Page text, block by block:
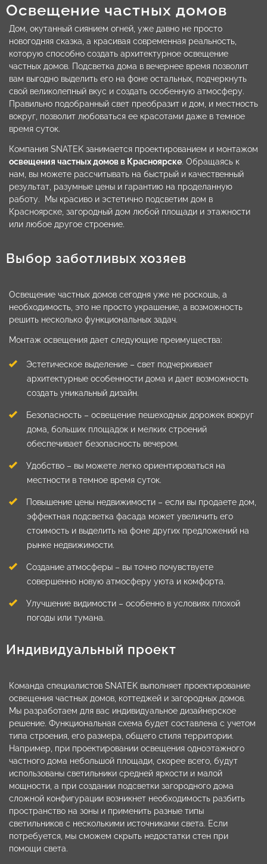
Освещение частных домов
Дом, окутанный сиянием огней, уже давно не просто
новогодняя сказка, а красивая современная реальность,
которую способно создать архитектурное освещение
частных домов. Подсветка дома в вечернее время позволит
вам выгодно выделить его на фоне остальных, подчеркнуть
свой великолепный вкус и создать особенную атмосферу.
Правильно подобранный свет преобразит и дом, и местность
вокруг, позволит любоваться ее красотами даже в темное
время суток.
Компания SNATEK занимается проектированием и монтажом
освещения частных домов в Красноярске. Обращаясь к
нам, вы можете рассчитывать на быстрый и качественный
результат, разумные цены и гарантию на проделанную
работу. Мы красиво и эстетично подсветим дом в
Красноярске, загородный дом любой площади и этажности
или любое другое строение.
Выбор заботливых хозяев
Освещение частных домов сегодня уже не роскошь, а
необходимость, это не просто украшение, а возможность
решить несколько функциональных задач.
Монтаж освещения дает следующие преимущества:
Эстетическое выделение – свет подчеркивает
архитектурные особенности дома и дает возможность
создать уникальный дизайн.
Безопасность – освещение пешеходных дорожек вокруг
дома, больших площадок и мелких строений
обеспечивает безопасность вечером.
Удобство – вы можете легко ориентироваться на
местности в темное время суток.
Повышение цены недвижимости – если вы продаете дом,
эффектная подсветка фасада может увеличить его
стоимость и выделить на фоне других предложений на
рынке недвижимости.
Создание атмосферы – вы точно почувствуете
совершенно новую атмосферу уюта и комфорта.
Улучшение видимости – особенно в условиях плохой
погоды или тумана.
Индивидуальный проект
Команда специалистов SNATEK выполняет проектирование
освещения частных домов, коттеджей и загородных домов.
Мы разработаем для вас индивидуальное дизайнерское
решение. Функциональная схема будет составлена с учетом
типа строения, его размера, общего стиля территории.
Например, при проектировании освещения одноэтажного
частного дома небольшой площади, скорее всего, будут
использованы светильники средней яркости и малой
мощности, а при создании подсветки загородного дома
сложной конфигурации возникнет необходимость разбить
пространство на зоны и применить разные типы
светильников с несколькими источниками света. Если
потребуется, мы сможем скрыть недостатки стен при
помощи света.